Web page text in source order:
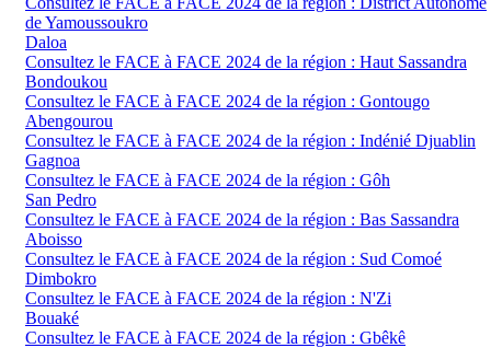
de Yamoussoukro
Daloa
Consultez le FACE à FACE 2024 de la région : Haut Sassandra
Bondoukou
Consultez le FACE à FACE 2024 de la région : Gontougo
Abengourou
Consultez le FACE à FACE 2024 de la région : Indénié Djuablin
Gagnoa
Consultez le FACE à FACE 2024 de la région : Gôh
San Pedro
Consultez le FACE à FACE 2024 de la région : Bas Sassandra
Aboisso
Consultez le FACE à FACE 2024 de la région : Sud Comoé
Dimbokro
Consultez le FACE à FACE 2024 de la région : N'Zi
Bouaké
Consultez le FACE à FACE 2024 de la région : Gbêkê